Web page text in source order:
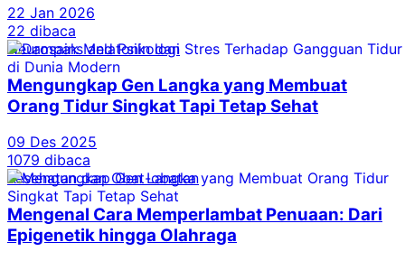
22 Jan 2026
22 dibaca
Neurosains and Psikologi
Mengungkap Gen Langka yang Membuat
Orang Tidur Singkat Tapi Tetap Sehat
09 Des 2025
1079 dibaca
Kesehatan dan Obat-obatan
Mengenal Cara Memperlambat Penuaan: Dari
Epigenetik hingga Olahraga